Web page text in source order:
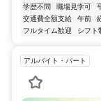
学歴不問
職場見学可
交通費全額支給
午前
フルタイム歓迎
シフト
アルバイト・パート